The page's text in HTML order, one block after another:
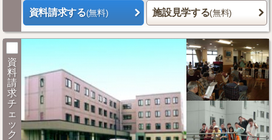
資料請求する(無料) 施設見学する(無料)
資
料
請
求
チ
ェ
ッ
ク